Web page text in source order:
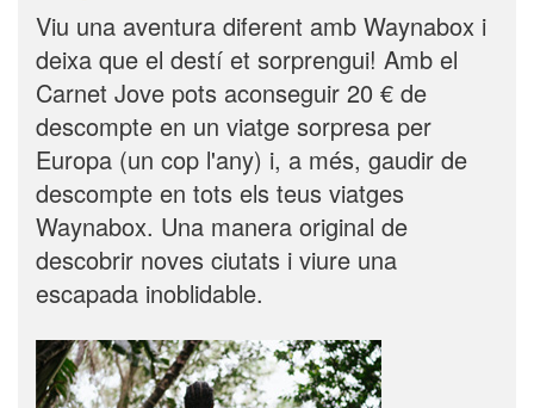
Viu una aventura diferent amb Waynabox i
deixa que el destí et sorprengui! Amb el
Carnet Jove pots aconseguir 20 € de
descompte en un viatge sorpresa per
Europa (un cop l'any) i, a més, gaudir de
descompte en tots els teus viatges
Waynabox. Una manera original de
descobrir noves ciutats i viure una
escapada inoblidable.